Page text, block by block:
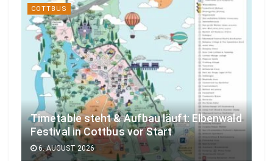
COTTBUS
Timetable steht & Aufbau läuft: Elbenwald
Festival in Cottbus vor Start
6. AUGUST 2026